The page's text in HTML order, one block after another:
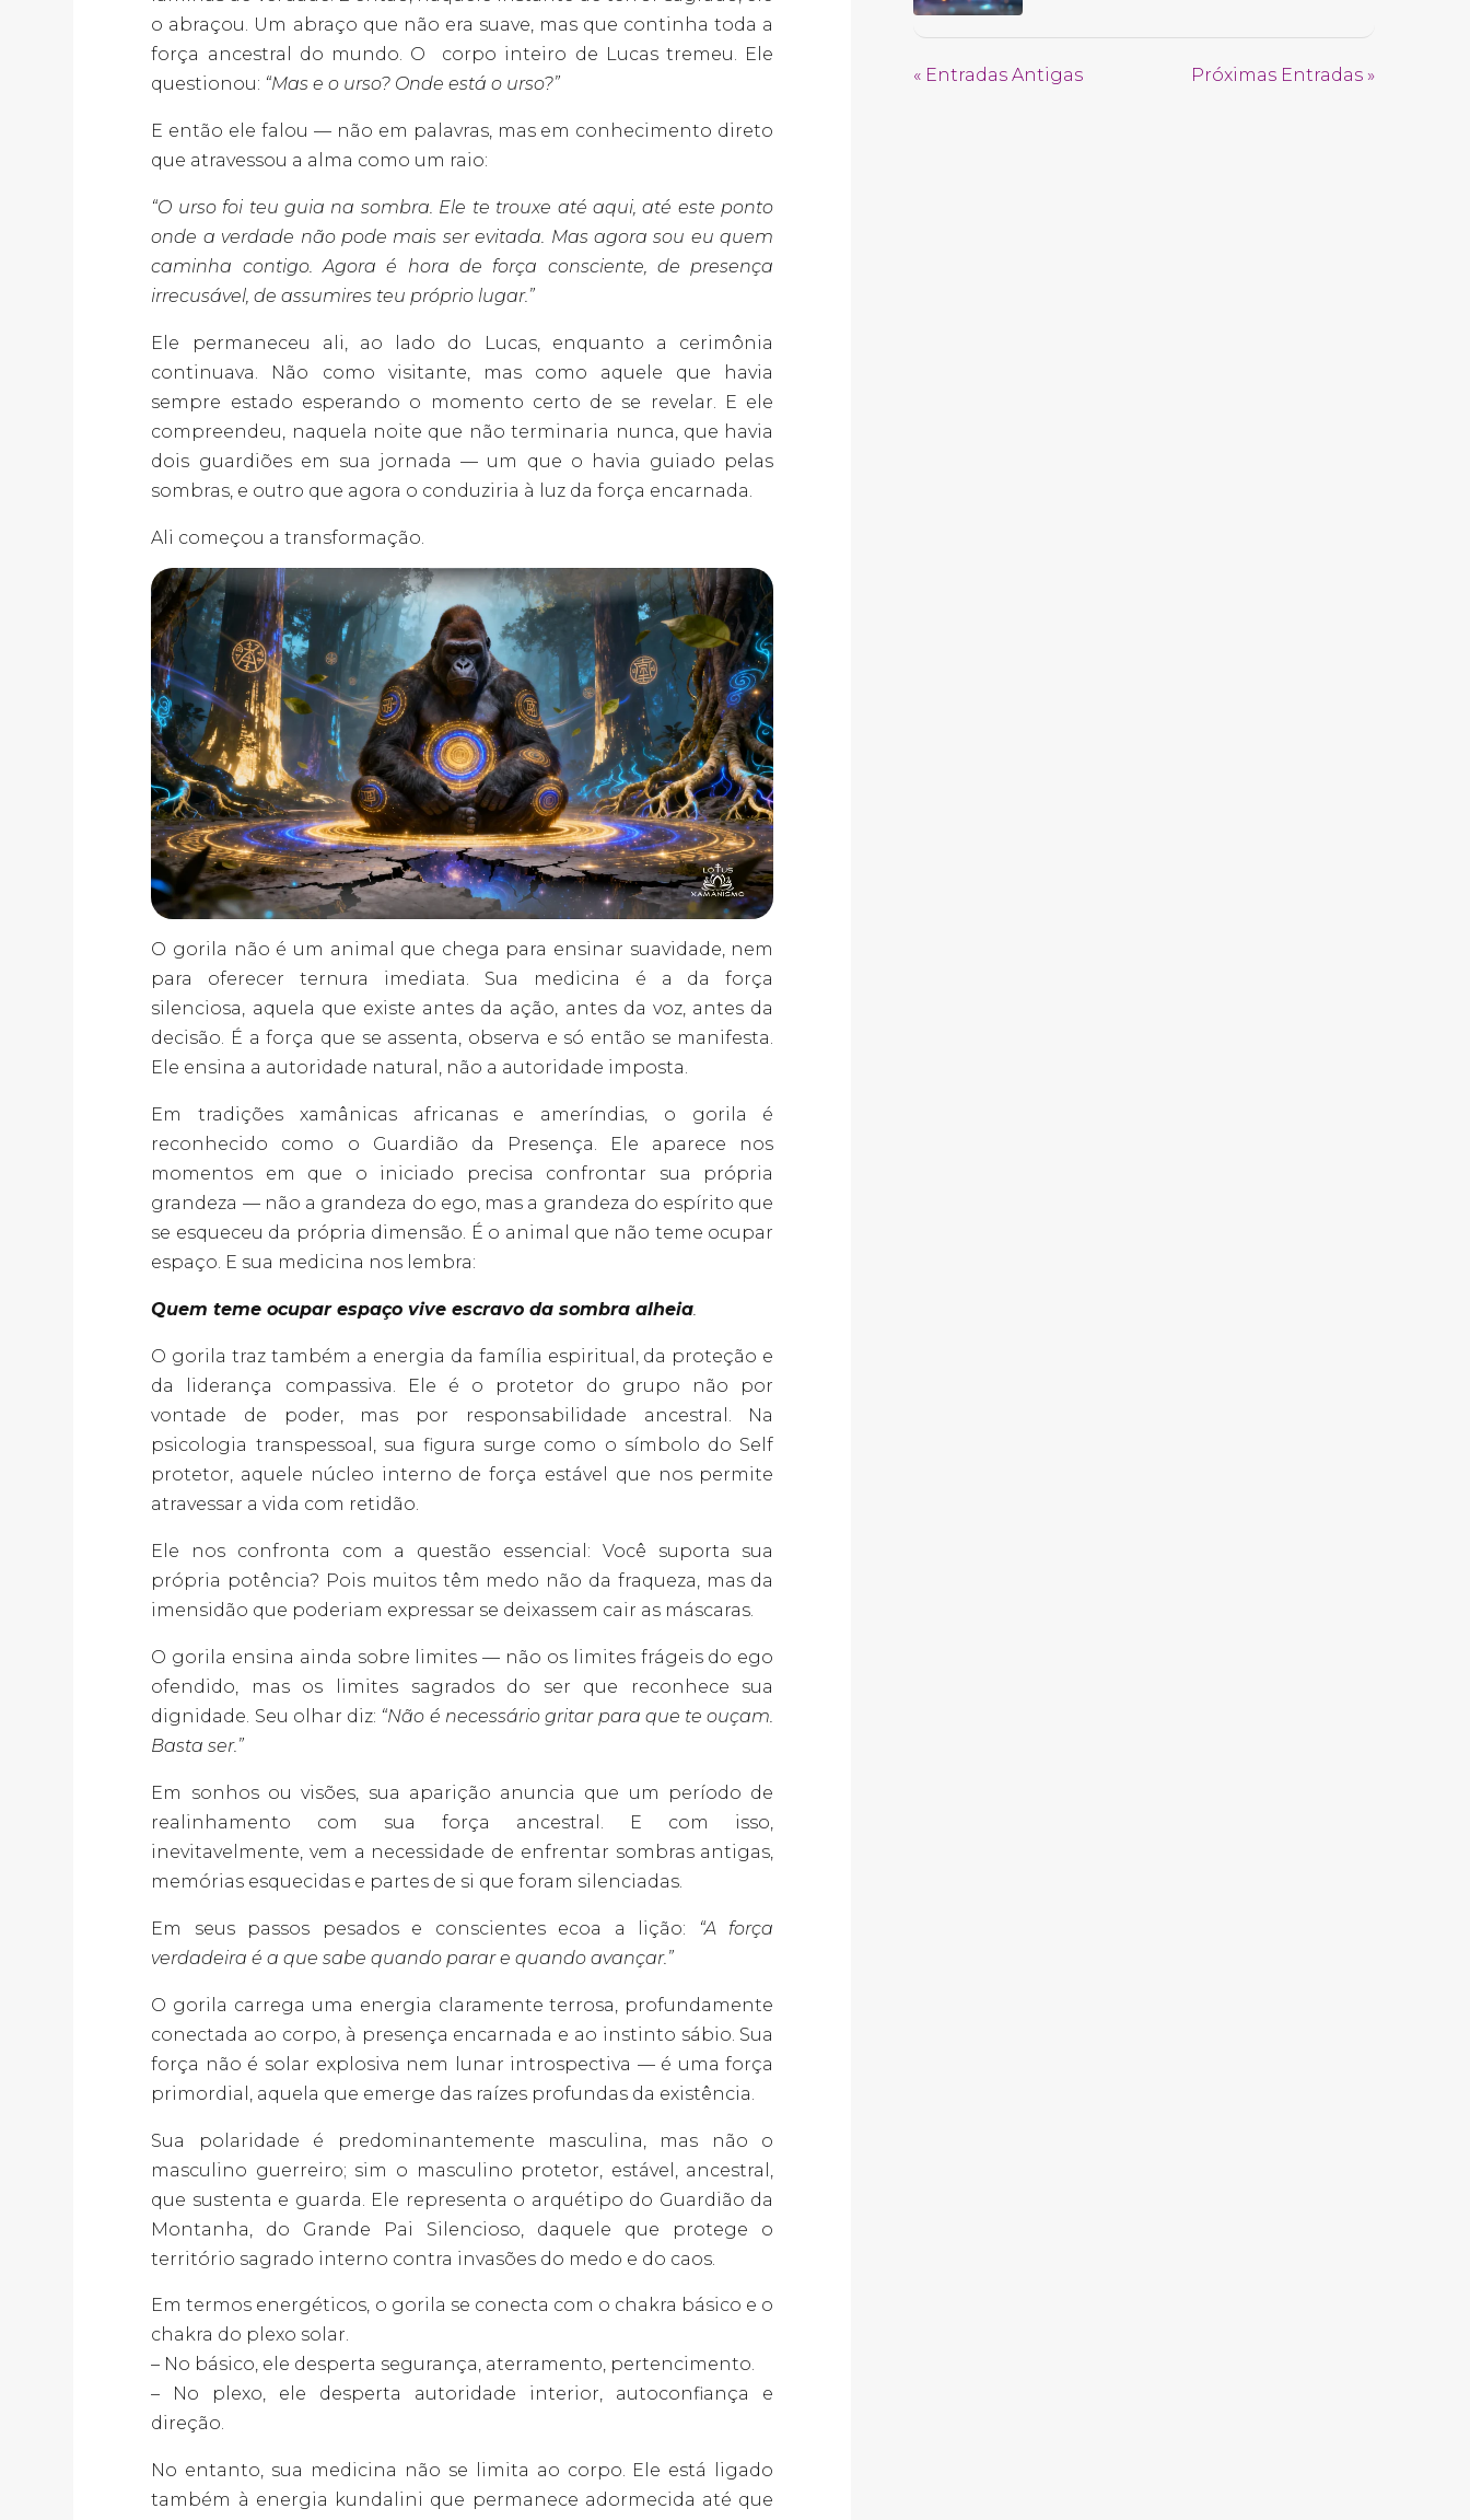
o abraçou. Um abraço que não era suave, mas que continha toda a
força ancestral do mundo. O
corpo inteiro de Lucas tremeu. Ele
questionou: “Mas e o urso? Onde está o urso?”
E então ele falou — não em palavras, mas em conhecimento direto
que atravessou a alma como um raio:
“O urso foi teu guia na sombra. Ele te trouxe até aqui, até este ponto
onde a verdade não pode mais ser evitada. Mas agora sou eu quem
caminha contigo. Agora é hora de força consciente, de presença
irrecusável, de assumires teu próprio lugar.”
Ele permaneceu ali, ao lado do Lucas, enquanto a cerimônia
continuava. Não como visitante, mas como aquele que havia
sempre estado esperando o momento certo de se revelar. E ele
compreendeu, naquela noite que não terminaria nunca, que havia
dois guardiões em sua jornada — um que o havia guiado pelas
sombras, e outro que agora o conduziria à luz da força encarnada.
Ali começou a transformação.
O gorila não é um animal que chega para ensinar suavidade, nem
para oferecer ternura imediata. Sua medicina é a da força
silenciosa, aquela que existe antes da ação, antes da voz, antes da
decisão. É a força que se assenta, observa e só então se manifesta.
Ele ensina a autoridade natural, não a autoridade imposta.
Em tradições xamânicas africanas e ameríndias, o gorila é
reconhecido como o Guardião da Presença. Ele aparece nos
momentos em que o iniciado precisa confrontar sua própria
grandeza — não a grandeza do ego, mas a grandeza do espírito que
se esqueceu da própria dimensão. É o animal que não teme ocupar
espaço. E sua medicina nos lembra:
Quem teme ocupar espaço vive escravo da sombra alheia.
O gorila traz também a energia da família espiritual, da proteção e
da liderança compassiva. Ele é o protetor do grupo não por
vontade de poder, mas por responsabilidade ancestral. Na
psicologia transpessoal, sua figura surge como o símbolo do Self
protetor, aquele núcleo interno de força estável que nos permite
atravessar a vida com retidão.
Ele nos confronta com a questão essencial: Você suporta sua
própria potência? Pois muitos têm medo não da fraqueza, mas da
imensidão que poderiam expressar se deixassem cair as máscaras.
O gorila ensina ainda sobre limites — não os limites frágeis do ego
ofendido, mas os limites sagrados do ser que reconhece sua
dignidade. Seu olhar diz: “Não é necessário gritar para que te ouçam.
Basta ser.”
Em sonhos ou visões, sua aparição anuncia que um período de
realinhamento com sua força ancestral. E com isso,
inevitavelmente, vem a necessidade de enfrentar sombras antigas,
memórias esquecidas e partes de si que foram silenciadas.
Em seus passos pesados e conscientes ecoa a lição:
“A força
verdadeira é a que sabe quando parar e quando avançar.”
O gorila carrega uma energia claramente terrosa, profundamente
conectada ao corpo, à presença encarnada e ao instinto sábio. Sua
força não é solar explosiva nem lunar introspectiva — é uma força
primordial, aquela que emerge das raízes profundas da existência.
Sua polaridade é predominantemente masculina, mas não o
masculino guerreiro; sim o masculino protetor, estável, ancestral,
que sustenta e guarda. Ele representa o arquétipo do Guardião da
Montanha, do Grande Pai Silencioso, daquele que protege o
território sagrado interno contra invasões do medo e do caos.
Em termos energéticos, o gorila se conecta com o chakra básico e o
chakra do plexo solar.
– No básico, ele desperta segurança, aterramento, pertencimento.
– No plexo, ele desperta autoridade interior, autoconfiança e
direção.
No entanto, sua medicina não se limita ao corpo. Ele está ligado
também à energia kundalini que permanece adormecida até que
« Entradas Antigas Próximas Entradas »